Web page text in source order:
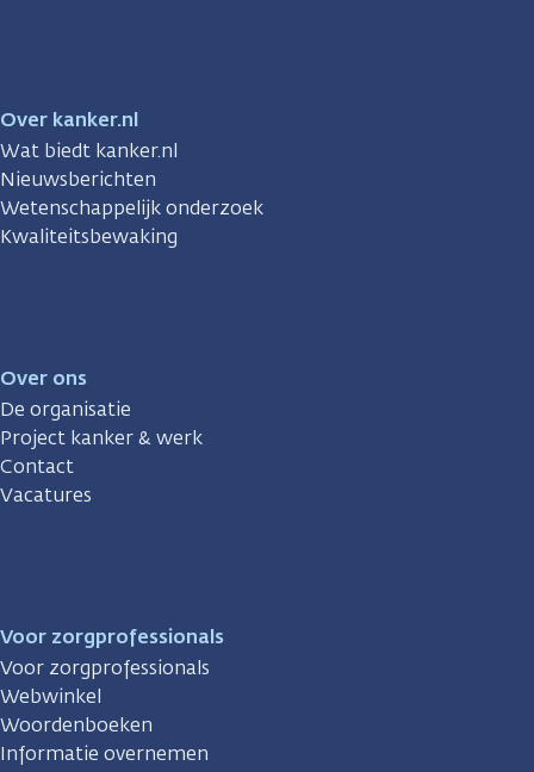
Over kanker.nl
Wat biedt kanker.nl
Nieuwsberichten
Wetenschappelijk onderzoek
Kwaliteitsbewaking
Over ons
De organisatie
Project kanker & werk
Contact
Vacatures
Voor zorgprofessionals
Voor zorgprofessionals
Webwinkel
Woordenboeken
Informatie overnemen